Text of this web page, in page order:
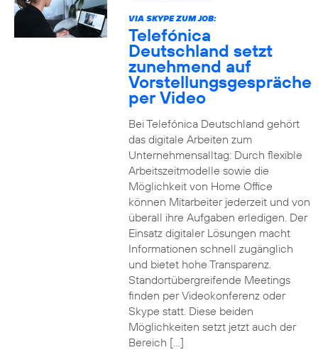
VIA SKYPE ZUM JOB:
Telefónica
Deutschland setzt
zunehmend auf
Vorstellungsgespräche
per Video
Bei Telefónica Deutschland gehört
das digitale Arbeiten zum
Unternehmensalltag: Durch flexible
Arbeitszeitmodelle sowie die
Möglichkeit von Home Office
können Mitarbeiter jederzeit und von
überall ihre Aufgaben erledigen. Der
Einsatz digitaler Lösungen macht
Informationen schnell zugänglich
und bietet hohe Transparenz.
Standortübergreifende Meetings
finden per Videokonferenz oder
Skype statt. Diese beiden
Möglichkeiten setzt jetzt auch der
Bereich […]